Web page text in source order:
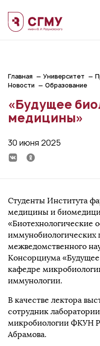
Главная Университет
Новости
Образование
«Будущее
медицины»
30 июня 2025
Студенты Института
медицины и
«Биотехнологические
иммунобиологических
межведомственного
Консорциума
кафедре
иммунологии.
В качестве лектора
сотрудник
микробиологии ФКУН
Абрамова.